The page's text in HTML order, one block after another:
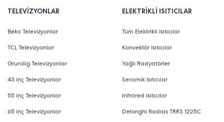
TELEVİZYONLAR
Beko Televizyonlar
TCL Televizyonlar
Grundig Televizyonlar
43 inç Televizyonlar
55 inç Televizyonlar
65 inç Televizyonlar
ELEKTRİKLİ ISITICILAR
Tüm Elektrikli Isıtıcılar
Konvektör Isıtıcılar
Yağlı Radyatörler
Seramik Isıtıcılar
Infrared Isıtıcılar
Delonghi Radias TRRS 1225C